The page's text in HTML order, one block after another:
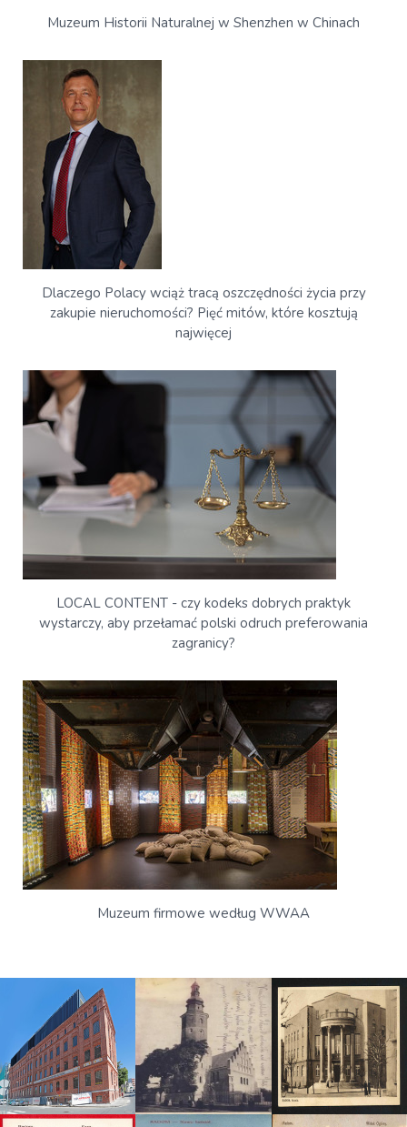
Muzeum Historii Naturalnej w Shenzhen w Chinach
Dlaczego Polacy wciąż tracą oszczędności życia przy
zakupie nieruchomości? Pięć mitów, które kosztują
najwięcej
LOCAL CONTENT - czy kodeks dobrych praktyk
wystarczy, aby przełamać polski odruch preferowania
zagranicy?
Muzeum firmowe według WWAA